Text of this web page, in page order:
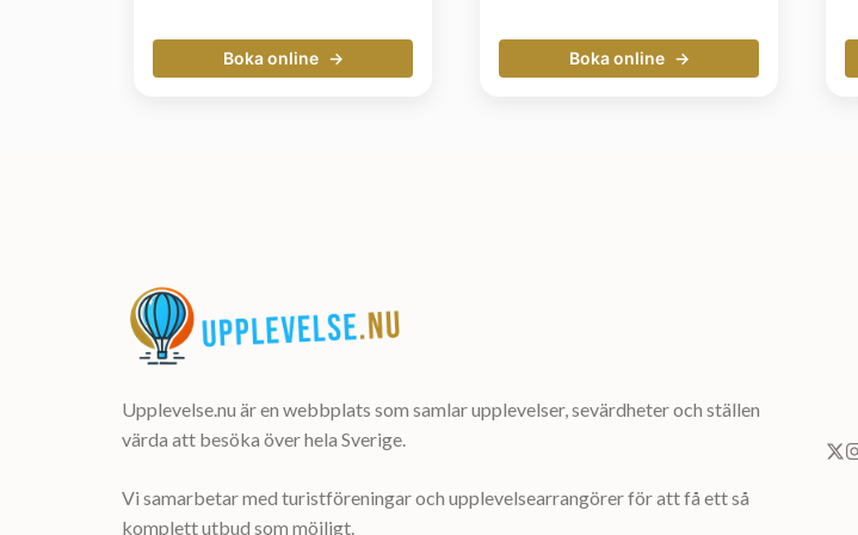
Boka online Boka online
Upplevelse.nu är en webbplats som samlar upplevelser, sevärdheter och ställen
värda att besöka över hela Sverige.
Vi samarbetar med turistföreningar och upplevelsearrangörer för att få ett så
komplett utbud som möjligt.